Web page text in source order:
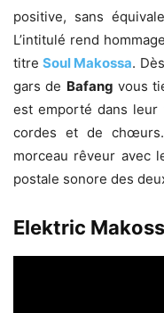
positive, sans
L’intitulé rend
titreSoul Makossa.
gars de Bafang vous
est emporté dans
cordes et de
morceau rêveur avec
postale sonore des
Elektric